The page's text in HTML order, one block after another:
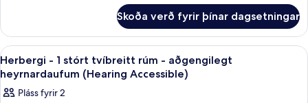
tvíbreitt
rúm
-
stórt
tvíbreitt
rúm
Skoða verð fyrir þínar dagsetningar
Skoða
allar
myndir
Rúmföt af bestu gerð, öryggishólf í
4
Herbergi - 1 stórt tvíbreitt rúm - aðgengilegt
heyrnardaufum (Hearing Accessible)
Pláss fyrir 2